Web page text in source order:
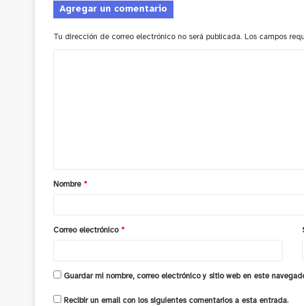
Agregar un comentario
Tu dirección de correo electrónico no será publicada. Los campos
a
r
*
Nombre *
Correo electrónico *
Guardar mi nombre, correo electrónico y sitio web en este
Recibir un email con los siguientes comentarios a esta entrada.